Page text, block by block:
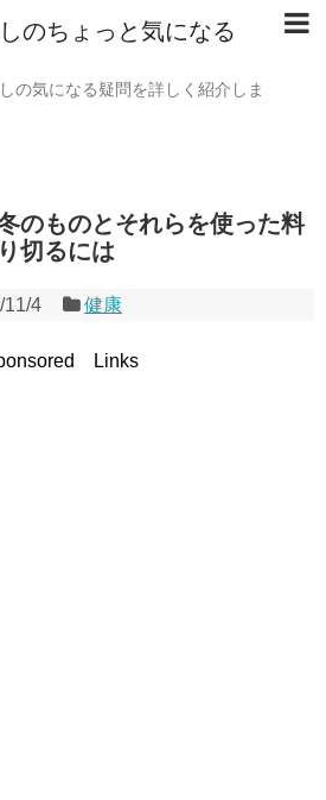
のちょっと気になる
の気になる疑問を詳しく紹介しま
のものとそれらを使った料
切るには
11/4 健康
Links